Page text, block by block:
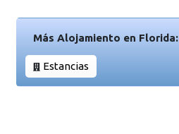
Más Alojamiento en Florida:
Estancias